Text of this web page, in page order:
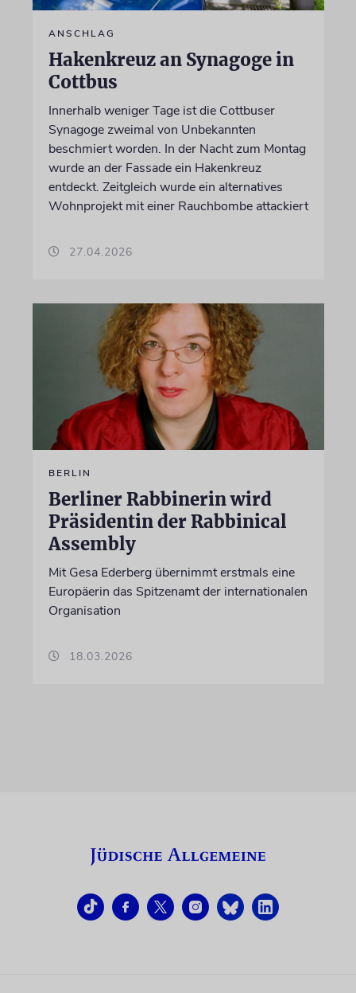
ANSCHLAG
Hakenkreuz an Synagoge in
Cottbus
Innerhalb weniger Tage ist die Cottbuser
Synagoge zweimal von Unbekannten
beschmiert worden. In der Nacht zum Montag
wurde an der Fassade ein Hakenkreuz
entdeckt. Zeitgleich wurde ein alternatives
Wohnprojekt mit einer Rauchbombe attackiert
27.04.2026
BERLIN
Berliner Rabbinerin wird
Präsidentin der Rabbinical
Assembly
Mit Gesa Ederberg übernimmt erstmals eine
Europäerin das Spitzenamt der internationalen
Organisation
18.03.2026